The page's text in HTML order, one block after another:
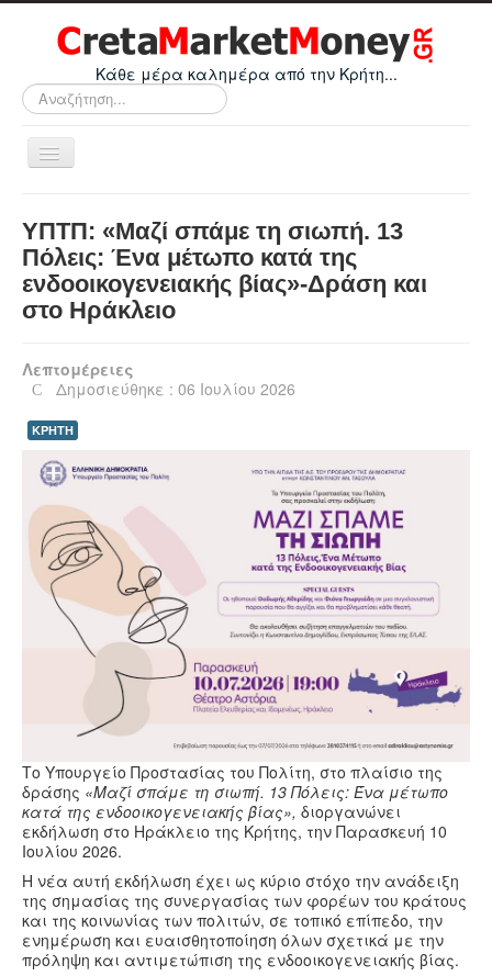
Κάθε μέρα καλημέρα από την Κρήτη...
Αναζήτηση...
Εναλλαγή
πλοήγησης
Οικονομικά
Κρήτη
Ελλάδα
Κόσμος
Απόψεις
Τεχνολογία
Υγεία
Πολιτισμός
Αθλητικά
Βίντεο
Συνταγές
ΥΠΤΠ: «Μαζί σπάμε τη σιωπή. 13
Πόλεις: Ένα μέτωπο κατά της
ενδοοικογενειακής βίας»-Δράση και
στο Ηράκλειο
Λεπτομέρειες
Δημοσιεύθηκε : 06 Ιουλίου 2026
ΚΡΗΤΗ
Το Υπουργείο Προστασίας του Πολίτη, στο πλαίσιο της
δράσης «Μαζί σπάμε τη σιωπή. 13 Πόλεις: Ένα μέτωπο
κατά της ενδοοικογενειακής βίας», διοργανώνει
εκδήλωση στο Ηράκλειο της Κρήτης, την Παρασκευή 10
Ιουλίου 2026.
Η νέα αυτή εκδήλωση έχει ως κύριο στόχο την ανάδειξη
της σημασίας της συνεργασίας των φορέων του κράτους
και της κοινωνίας των πολιτών, σε τοπικό επίπεδο, την
ενημέρωση και ευαισθητοποίηση όλων σχετικά με την
πρόληψη και αντιμετώπιση της ενδοοικογενειακής βίας.